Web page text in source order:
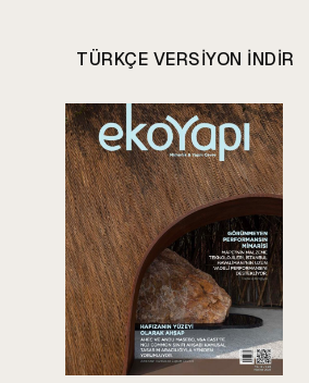
TÜRKÇE VERSIYON INDIR